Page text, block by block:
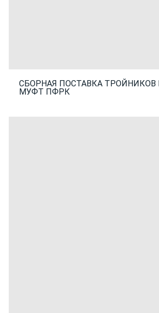
СБОРНАЯ ПОСТАВКА ТРОЙНИКОВ
МУФТ ПФРК